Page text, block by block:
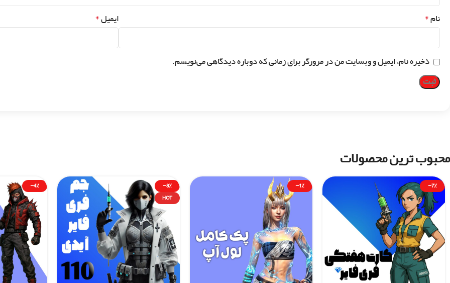
نام* ایمیل*
ذخیره نام، ایمیل و وبسایت من در مرورگر برای زمانی که دوباره دیدگاهی می‌نویسم.
محبوب ترین محصولات
-7%
-1%
-8%
HOT
-4%